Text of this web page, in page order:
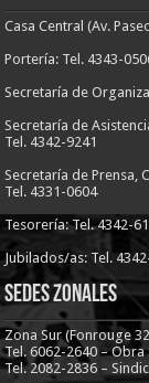
Casa Central (Av.
Portería: Tel. 4343-
Secretaría de
Secretaría de
Tel. 4342-9241
Secretaría de Prensa,
Tel. 4331-0604
Tesorería: Tel. 4342-
Jubilados/as: Tel.
Sedes Zonales
Zona Sur (Fonrouge
Tel. 6062-2640 – Obra
Tel. 2082-2836 –